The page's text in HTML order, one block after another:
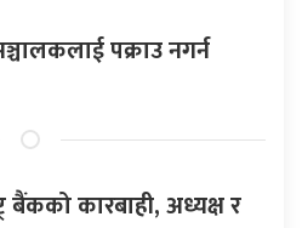
पक्राउ नगर्न
बैंकको कारबाही, अध्यक्ष र